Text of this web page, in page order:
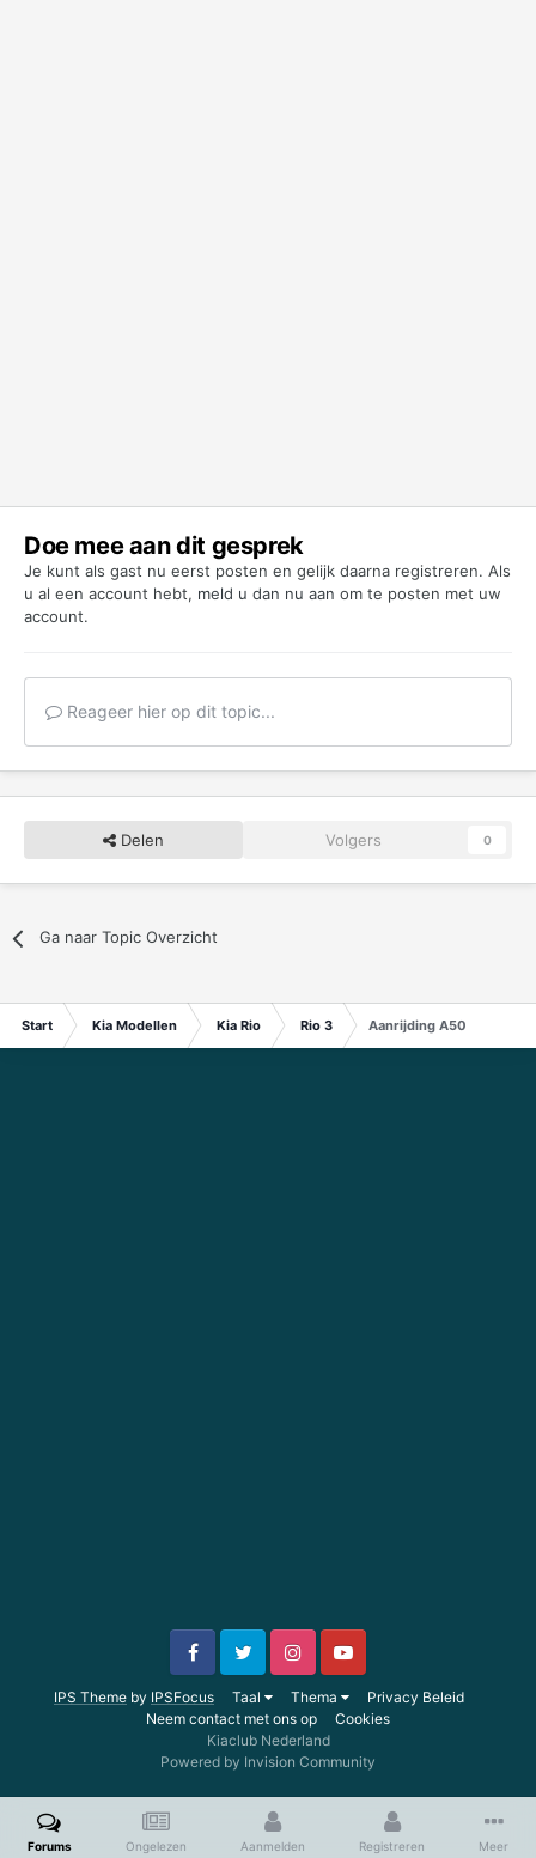
Doe mee aan dit gesprek
Je kunt als gast nu eerst posten en gelijk daarna registreren. Als
u al een account hebt, meld u dan nu aan om te posten met uw
account.
Reageer hier op dit topic...
Delen Volgers 0
Ga naar Topic Overzicht
Start Kia Modellen Kia Rio Rio 3 Aanrijding A50
IPS Theme by IPSFocus Taal Thema
Privacy Beleid
Neem contact met ons op
Cookies
Kiaclub Nederland
Powered by Invision Community
Forums Ongelezen Aanmelden Registreren Meer